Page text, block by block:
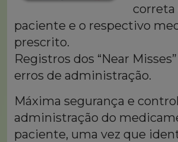
correta
paciente e o respectivo
prescrito.
Registros dos “Near
erros de administração.
Máxima segurança e
administração do
paciente, uma vez que